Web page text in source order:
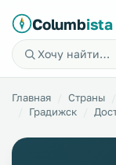
Columbista
Главная Страны
Градижск